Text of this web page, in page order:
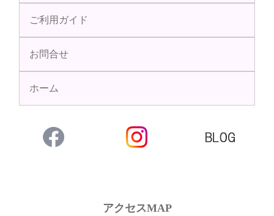
ご利用ガイド
お問合せ
ホーム
アクセスMAP